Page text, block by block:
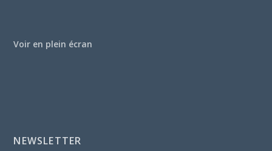
Voir en plein écran
NEWSLETTER